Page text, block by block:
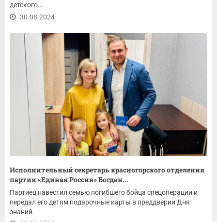
детского...
30.08.2024
Исполнительный секретарь красногорского отделения
партии «Единая Россия» Богдан...
Партиец навестил семью погибшего бойца спецоперации и
передал его детям подарочные карты в преддверии Дня
знаний.